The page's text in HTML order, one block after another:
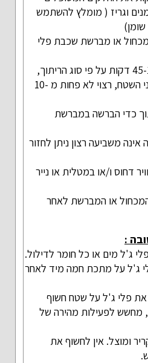
וגריז ( מומלץ להשתמש
שומן)
או מברשת שכבת פלי
4. משך שהייה 45-15 דקות על פי סוג הריתוך,
חומר הגלם ומצב פני השטח, רצוי לא פחות מ -10
כדי הברשה במברשת
משביעה רצון ניתן לחזור
דחוס ו/או במטלית או נייר
או המברשת לאחר
:
ג'ל על מתכת חמה מיד לאחר
את פלי ג'ל על שטח חשוף
מחשש לפעילות מהירה של
ומוצל. אין לחשוף את